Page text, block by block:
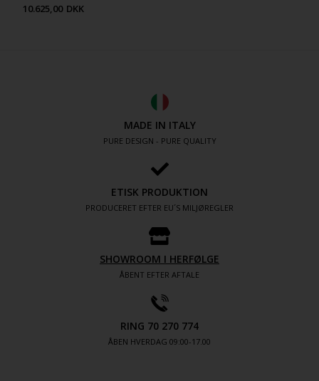
10.625,00 DKK
MADE IN ITALY
PURE DESIGN - PURE QUALITY
ETISK PRODUKTION
PRODUCERET EFTER EU´S MILJØREGLER
SHOWROOM I HERFØLGE
ÅBENT EFTER AFTALE
RING 70 270 774
ÅBEN HVERDAG 09:00-17.00